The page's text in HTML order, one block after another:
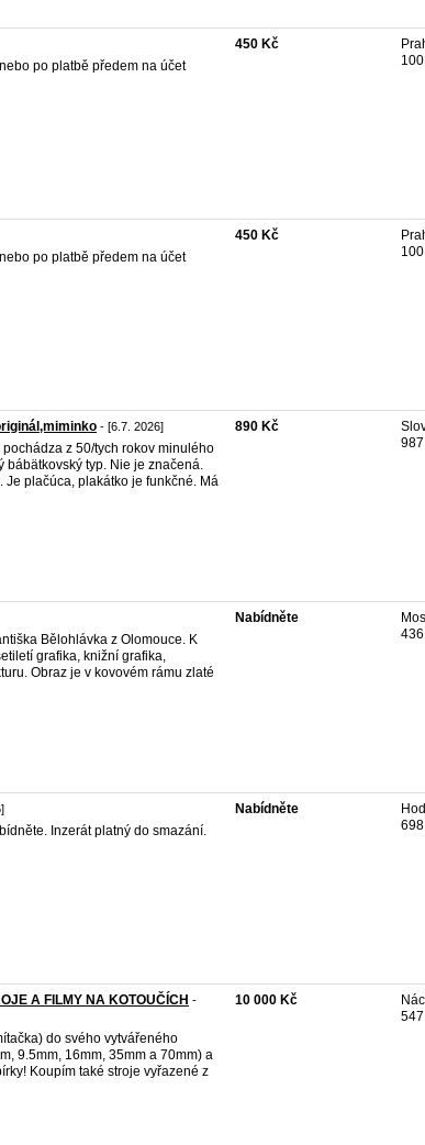
po platbě předem na účet
450 Kč
po platbě předem na účet
450 Kč
- [6.7. 2026]
z 50/tych rokov minulého
bábätkovský typ. Nie je značená.
Je plačúca, plakátko je funkčné. Má
890 Kč
Bělohlávka z Olomouce. K
grafika, knižní grafika,
Obraz je v kovovém rámu zlaté
Nabídněte
Inzerát platný do smazání.
Nabídněte
A FILMY NA KOTOUČÍCH -
do svého vytvářeného
9.5mm, 16mm, 35mm a 70mm) a
Koupím také stroje vyřazené z
10 000 Kč